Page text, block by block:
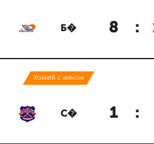
Б� 8 :
Хоккей с мячом
С� 1 :